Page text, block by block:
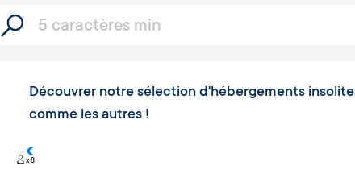
Capacité
Découvrer notre sélection d'hébergements
comme les autres !
x 8